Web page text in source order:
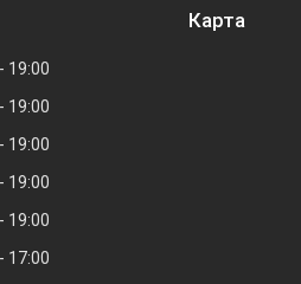
19:00
19:00
19:00
19:00
19:00
17:00
Карта